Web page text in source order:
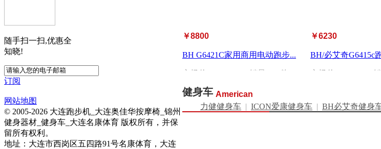
￥8800
BH G6421C家用商用电动跑步...
市场价： | 销量： 件
￥6230
BH/必艾奇G6415c
市场价： |
健身车 American
力健健身车 | ICON爱康健身车 | BH必艾奇健身
随手扫一扫,优惠全
知晓!
订阅
网站地图
© 2005-2026 大连跑步机_大连奥佳华按摩椅_锦州
健身器材_健身车_大连名康体育 版权所有，并保
留所有权利。
地址：大连市西岗区五四路91号名康体育，大连